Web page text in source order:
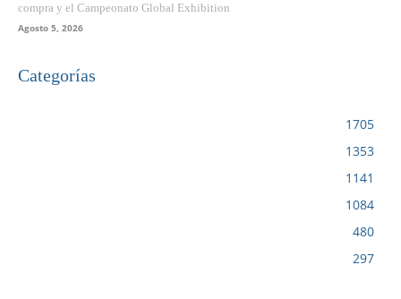
compra y el Campeonato Global Exhibition
Agosto 5, 2026
Categorías
1705
1353
1141
1084
480
297